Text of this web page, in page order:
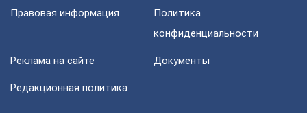
Правовая информация
Политика
конфиденциальности
Реклама на сайте Документы
Редакционная политика